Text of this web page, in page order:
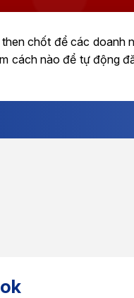
chốt để các doanh
cách nào để tự động